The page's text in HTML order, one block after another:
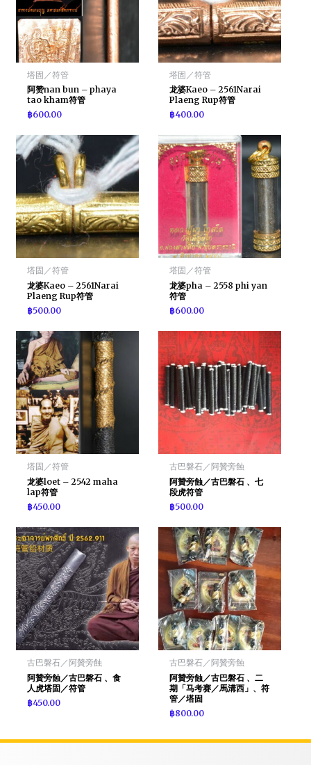
塔固／符管
阿赞nan bun – phaya
tao kham符管
฿600.00
塔固／符管
龙婆Kaeo – 2561Narai
Plaeng Rup符管
฿400.00
塔固／符管
龙婆Kaeo – 2561Narai
Plaeng Rup符管
฿500.00
塔固／符管
龙婆pha – 2558 phi yan
符管
฿600.00
塔固／符管
龙婆loet – 2542 maha
lap符管
฿450.00
古巴磐石／阿贊旁蝕
阿贊旁蝕／古巴磐石 、七
段虎符管
฿500.00
古巴磐石／阿贊旁蝕
阿贊旁蝕／古巴磐石 、食
人虎塔固／符管
฿450.00
古巴磐石／阿贊旁蝕
阿贊旁蝕／古巴磐石 、二
期「马考赛／馬溝西」、符
管／塔固
฿800.00